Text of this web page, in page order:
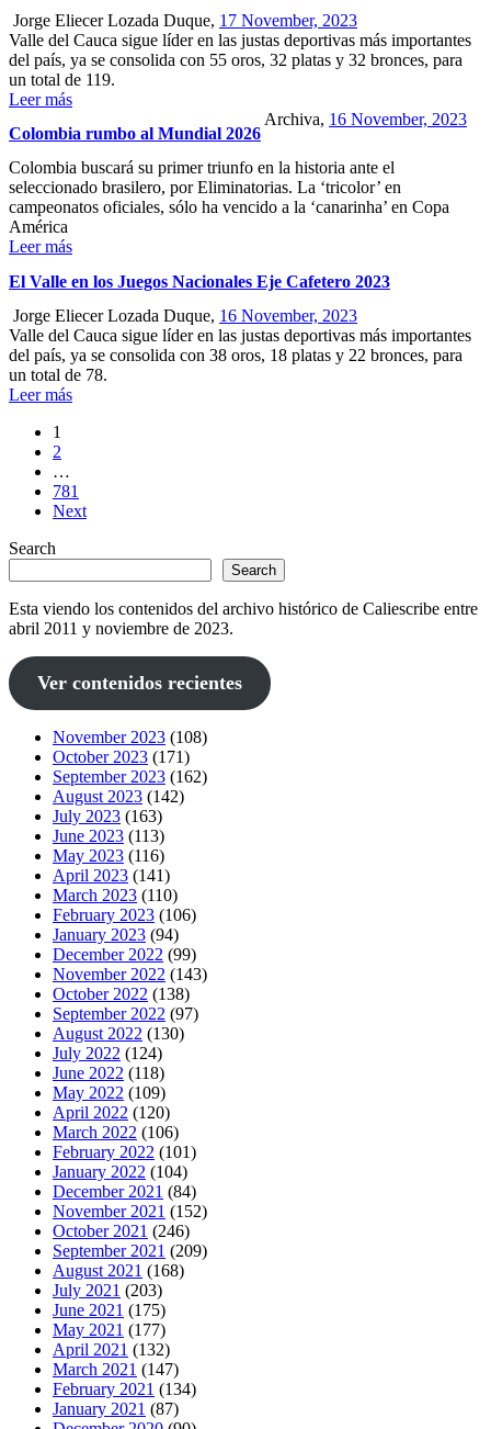
Jorge Eliecer Lozada Duque, 17 November, 2023
Valle del Cauca sigue líder en las justas deportivas más importantes
del país, ya se consolida con 55 oros, 32 platas y 32 bronces, para
un total de 119.
Leer más
Colombia rumbo al Mundial 2026
Archiva, 16 November, 2023
Colombia buscará su primer triunfo en la historia ante el
seleccionado brasilero, por Eliminatorias. La ‘tricolor’ en
campeonatos oficiales, sólo ha vencido a la ‘canarinha’ en Copa
América
Leer más
El Valle en los Juegos Nacionales Eje Cafetero 2023
Jorge Eliecer Lozada Duque, 16 November, 2023
Valle del Cauca sigue líder en las justas deportivas más importantes
del país, ya se consolida con 38 oros, 18 platas y 22 bronces, para
un total de 78.
Leer más
1
2
…
781
Next
Search
Search
Esta viendo los contenidos del archivo histórico de Caliescribe entre
abril 2011 y noviembre de 2023.
Ver contenidos recientes
November 2023 (108)
October 2023 (171)
September 2023 (162)
August 2023 (142)
July 2023 (163)
June 2023 (113)
May 2023 (116)
April 2023 (141)
March 2023 (110)
February 2023 (106)
January 2023 (94)
December 2022 (99)
November 2022 (143)
October 2022 (138)
September 2022 (97)
August 2022 (130)
July 2022 (124)
June 2022 (118)
May 2022 (109)
April 2022 (120)
March 2022 (106)
February 2022 (101)
January 2022 (104)
December 2021 (84)
November 2021 (152)
October 2021 (246)
September 2021 (209)
August 2021 (168)
July 2021 (203)
June 2021 (175)
May 2021 (177)
April 2021 (132)
March 2021 (147)
February 2021 (134)
January 2021 (87)